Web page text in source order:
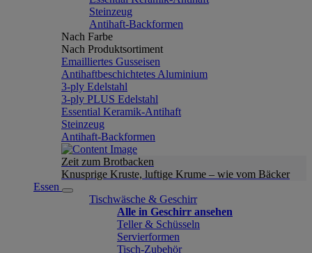
Steinzeug
Antihaft-Backformen
Nach Farbe
Nach Produktsortiment
Emailliertes Gusseisen
Antihaftbeschichtetes Aluminium
3-ply Edelstahl
3-ply PLUS Edelstahl
Essential Keramik-Antihaft
Steinzeug
Antihaft-Backformen
Zeit zum Brotbacken
Knusprige Kruste, luftige Krume – wie vom Bäcker
Essen
Tischwäsche & Geschirr
Alle in Geschirr ansehen
Teller & Schüsseln
Servierformen
Tisch-Zubehör